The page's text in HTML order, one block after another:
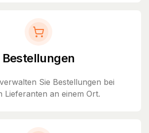
Bestellungen
Sie Bestellungen bei
Lieferanten an einem Ort.